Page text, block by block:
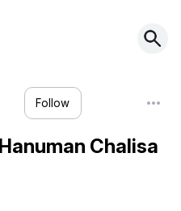
Follow
Chalisa